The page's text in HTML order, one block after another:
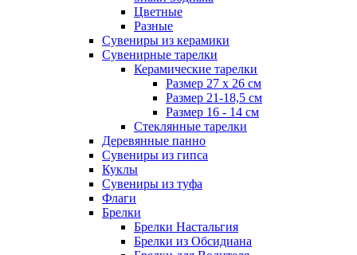
Цветные
Разные
Сувениры из керамики
Сувенирные тарелки
Керамические тарелки
Размер 27 х 26 см
Размер 21-18,5 см
Размер 16 - 14 см
Стеклянные тарелки
Деревянные панно
Сувениры из гипса
Куклы
Сувениры из туфа
Флаги
Брелки
Брелки Настальгия
Брелки из Обсидиана